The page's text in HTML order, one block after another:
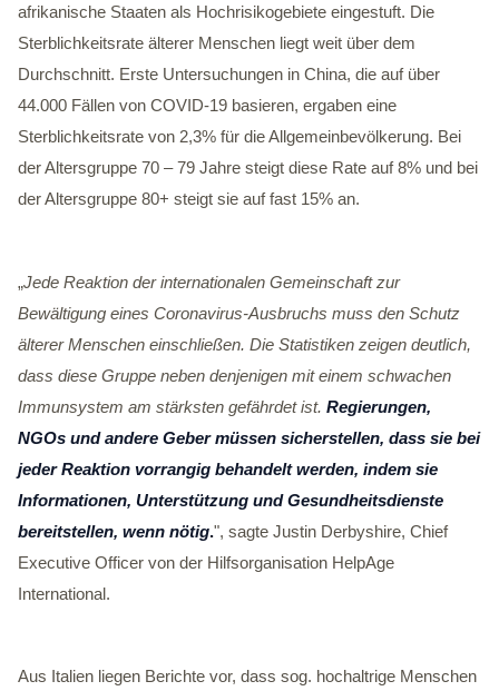
afrikanische Staaten als Hochrisikogebiete eingestuft. Die
Sterblichkeitsrate älterer Menschen liegt weit über dem
Durchschnitt. Erste Untersuchungen in China, die auf über
44.000 Fällen von COVID-19 basieren, ergaben eine
Sterblichkeitsrate von 2,3% für die Allgemeinbevölkerung. Bei
der Altersgruppe 70 – 79 Jahre steigt diese Rate auf 8% und bei
der Altersgruppe 80+ steigt sie auf fast 15% an.
„Jede Reaktion der internationalen Gemeinschaft zur
Bewältigung eines Coronavirus-Ausbruchs muss den Schutz
älterer Menschen einschließen. Die Statistiken zeigen deutlich,
dass diese Gruppe neben denjenigen mit einem schwachen
Immunsystem am stärksten gefährdet ist. Regierungen,
NGOs und andere Geber müssen sicherstellen, dass sie bei
jeder Reaktion vorrangig behandelt werden, indem sie
Informationen, Unterstützung und Gesundheitsdienste
bereitstellen, wenn nötig.", sagte Justin Derbyshire, Chief
Executive Officer von der Hilfsorganisation HelpAge
International.
Aus Italien liegen Berichte vor, dass sog. hochaltrige Menschen